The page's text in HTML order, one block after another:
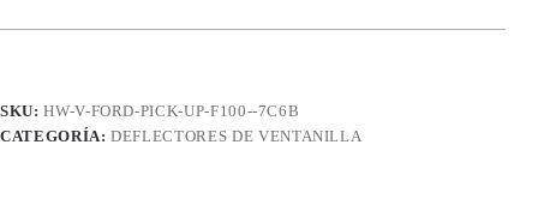
Way
Pick
Up
SKU:HW-V-FORD-PICK-UP-F100--7C6B
CATEGORÍA:DEFLECTORES DE VENTANILLA